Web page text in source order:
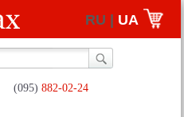
RU | UA
(095) 882-02-24